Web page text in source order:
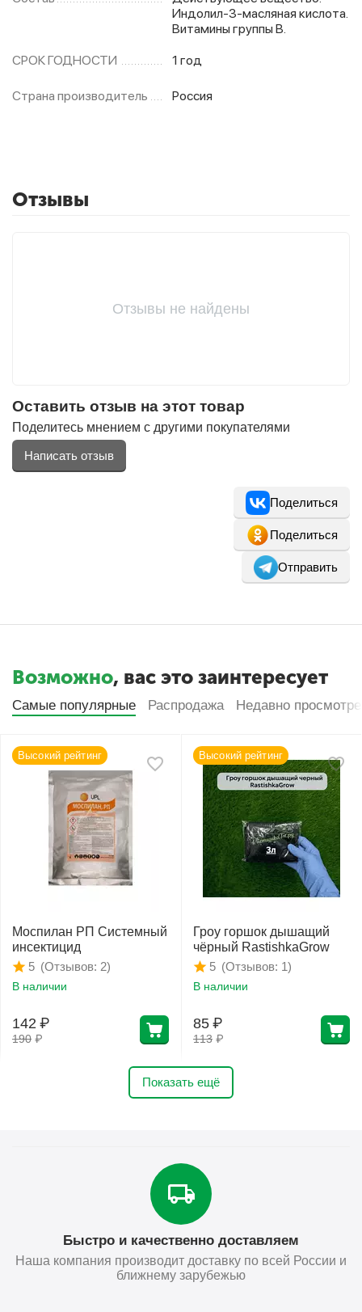
Индолил-3-масляная кислота.
Витамины группы В.
СРОК ГОДНОСТИ 1 год
Страна производитель Россия
Отзывы
Отзывы не найдены
Оставить отзыв на этот товар
Поделитесь мнением с другими покупателями
Написать отзыв
Поделиться
Поделиться
Отправить
Возможно, вас это заинтересует
Самые популярные Распродажа Недавно
Высокий рейтинг
Моспилан РП Системный
инсектицид
(Отзывов: 2)
5
В наличии
190 ₽
142 ₽
Высокий рейтинг
Гроу горшок дышащий
чёрный RastishkaGrow
(Отзывов: 1)
5
В наличии
113 ₽
85 ₽
Показать ещё
Быстро и качественно доставляем
Наша компания производит доставку по всей России и
ближнему зарубежью